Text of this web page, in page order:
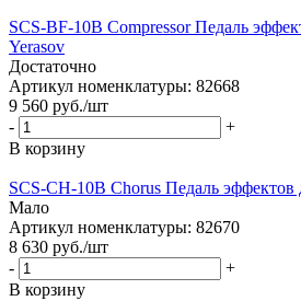
SCS-BF-10B Сompressor Педаль
Yerasov
Достаточно
Артикул номенклатуры: 82668
9 560 руб./шт
-
+
В корзину
SCS-CH-10B Chorus Педаль эффектов
Мало
Артикул номенклатуры: 82670
8 630 руб./шт
-
+
В корзину